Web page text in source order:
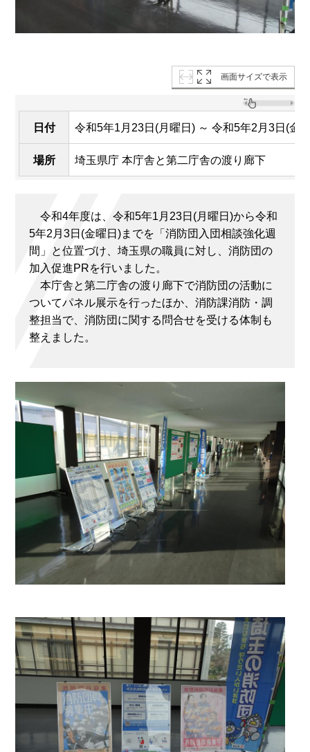
画面サイズで表示
日付 令和5年1月23日(月曜日) ～ 令和5年2月3日(金
場所 埼玉県庁 本庁舎と第二庁舎の渡り廊下
令和4年度は、令和5年1月23日(月曜日)から令和
5年2月3日(金曜日)までを「消防団入団相談強化週
間」と位置づけ、埼玉県の職員に対し、消防団の
加入促進PRを行いました。
本庁舎と第二庁舎の渡り廊下で消防団の活動に
ついてパネル展示を行ったほか、消防課消防・調
整担当で、消防団に関する問合せを受ける体制も
整えました。